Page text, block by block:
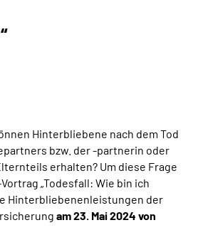
Bahn-See in Deutscher
Hinterbliebene nach dem Tod
bzw. der -partnerin oder
erhalten? Um diese Frage
„Todesfall: Wie bin ich
Hinterbliebenenleistungen der
am 23. Mai 2024 von